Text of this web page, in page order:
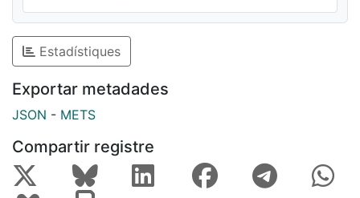
Estadístiques
Exportar metadades
JSON - METS
Compartir registre